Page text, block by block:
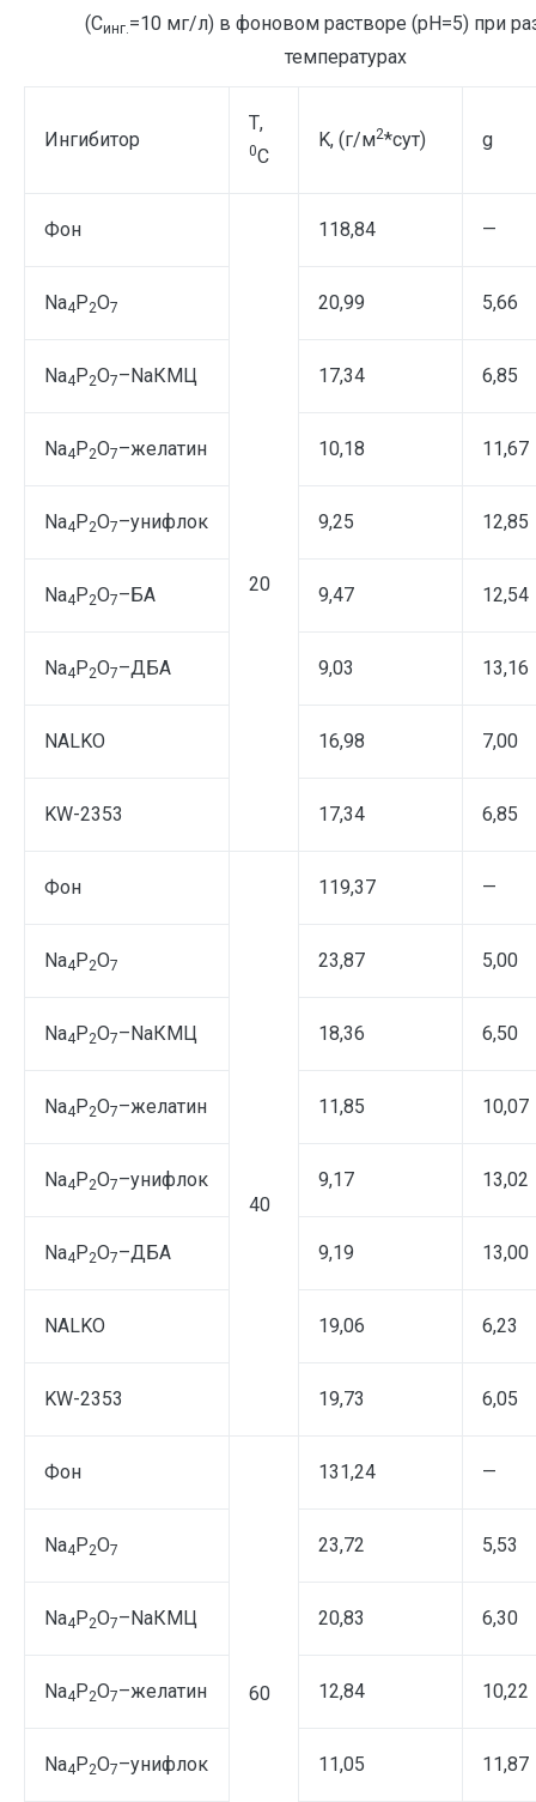
(Синг.=10 мг/л) в фоновом растворе (рН=5) при
температурах
Ингибитор
Т,
0C
K, (г/м2*сут) g
Фон
20
118,84 —
Na4P2O7 20,99 5,66
Na4P2O7–NaКМЦ 17,34 6,85
Na4P2O7–желатин 10,18 11,67
Na4P2O7–унифлок 9,25 12,85
Na4P2O7–БА 9,47 12,54
Na4P2O7–ДБА 9,03 13,16
NALKO 16,98 7,00
KW-2353 17,34 6,85
Фон
40
119,37 —
Na4P2O7 23,87 5,00
Na4P2O7–NaКМЦ 18,36 6,50
Na4P2O7–желатин 11,85 10,07
Na4P2O7–унифлок 9,17 13,02
Na4P2O7–ДБА 9,19 13,00
NALKO 19,06 6,23
KW-2353 19,73 6,05
Фон
60
131,24 —
Na4P2O7 23,72 5,53
Na4P2O7–NaКМЦ 20,83 6,30
Na4P2O7–желатин 12,84 10,22
Na4P2O7–унифлок 11,05 11,87